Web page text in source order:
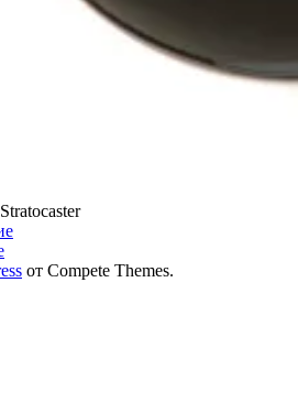
от Compete Themes.